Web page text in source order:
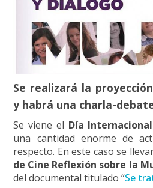
Se realizará la
y habrá una charla-
Se viene el Día
una cantidad enorme de
respecto. En este caso se
de Cine Reflexión sobre la
del documental titulado “Se